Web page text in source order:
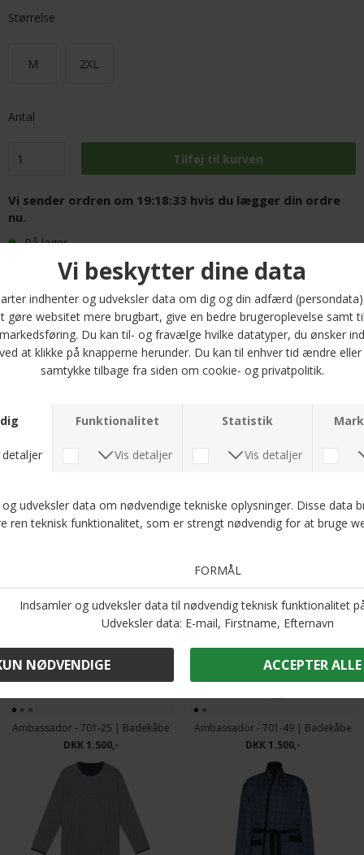
Størrelse
M 2XL
Antal
Vi sender ordren om 19:18:32 hvis du lægger din ordre
nu.
På lager
FRI FRAGT PÅ ALLE VARER
HURTIG LEVERING
30 DAGES RETURRET
Flot pyjamas i bomulds satin fra Ambassador.
- 100% økologisk bomuld
Optjen 5 procent rabat på alle din køb
Andre købte også
Ambassador - 701-25 | Badekåbe
DKK 1.500,-
Ambassador - 701-49 | Badekåbe
DKK 1.500,-